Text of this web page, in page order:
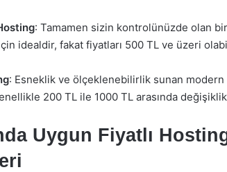
: Tamamen sizin kontrolünüzde olan
idealdir, fakat fiyatları 500 TL ve üzeri
: Esneklik ve ölçeklenebilirlik sunan
200 TL ile 1000 TL arasında
Uygun Fiyatlı